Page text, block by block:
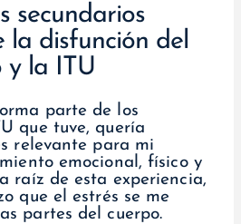
secundarios
la disfunción del
y la ITU
parte de los
que tuve, quería
relevante para mi
emocional, físico y
raíz de esta experiencia,
que el estrés se me
partes del cuerpo.